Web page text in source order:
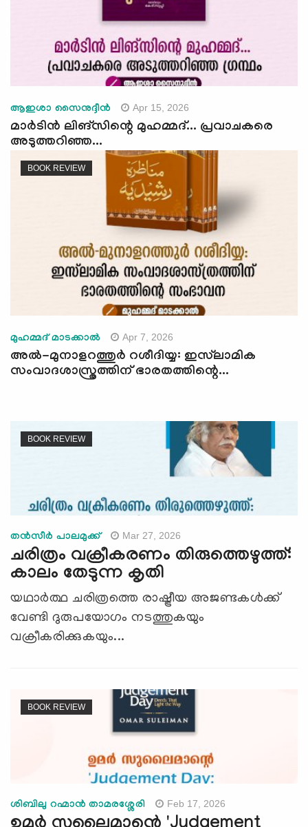
ആഇശാ സൈനുദ്ദീന്‍ Apr 15, 2026
മാര്‍ടിന്‍ ലിങ്സിന്റെ മുഹമ്മദ്... പ്രവാചകരെ
അടുത്തറിഞ്ഞ...
BOOK REVIEW
മുഹമ്മദ് മാടക്കാൽ Apr 7, 2026
അൽ-മുനാളറത്തുർ റശീദിയ്യ: ഇസ്‌ലാമിക
സംവാദശാസ്ത്രത്തിന് ഭാരതത്തിന്റെ...
BOOK REVIEW
തൻസീർ പാലമുക്ക് Mar 27, 2026
ചരിത്രം വക്രീകരണം തിരുത്തെഴുത്ത്:
കാലം തേടുന്ന കൃതി
യഥാര്‍ത്ഥ ചരിത്രത്തെ രാഷ്ട്രീയ അജണ്ടകള്‍ക്ക്
വേണ്ടി ദുരുപയോഗം നടത്തുകയും
വക്രീകരിക്കുകയും...
BOOK REVIEW
ശിബിലു റഹ്മാൻ താമരശ്ശേരി Feb 17, 2026